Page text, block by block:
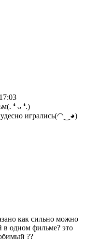
⁠❛⁠ ⁠ᴗ⁠ ⁠❛⁠.⁠)
игрались(⁠◠⁠‿⁠◕⁠)
как сильно можно
в одном фильме? это
??